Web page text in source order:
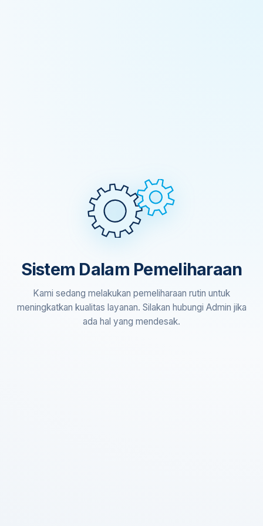
Sistem Dalam Pemeliharaan
Kami sedang melakukan pemeliharaan rutin untuk
meningkatkan kualitas layanan. Silakan hubungi Admin jika
ada hal yang mendesak.